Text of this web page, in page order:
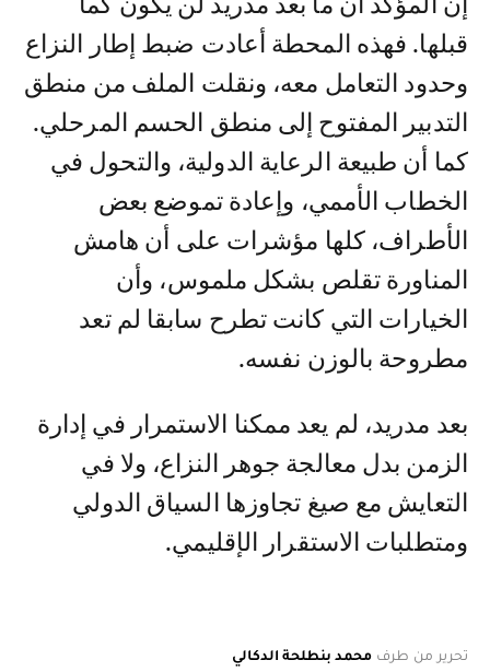
إن المؤكد أن ما بعد مدريد لن يكون كما
قبلها. فهذه المحطة أعادت ضبط إطار النزاع
وحدود التعامل معه، ونقلت الملف من منطق
التدبير المفتوح إلى منطق الحسم المرحلي.
كما أن طبيعة الرعاية الدولية، والتحول في
الخطاب الأممي، وإعادة تموضع بعض
الأطراف، كلها مؤشرات على أن هامش
المناورة تقلص بشكل ملموس، وأن
الخيارات التي كانت تطرح سابقا لم تعد
مطروحة بالوزن نفسه.
بعد مدريد، لم يعد ممكنا الاستمرار في إدارة
الزمن بدل معالجة جوهر النزاع، ولا في
التعايش مع صيغ تجاوزها السياق الدولي
ومتطلبات الاستقرار الإقليمي.
تحرير من طرف محمد بنطلحة الدكالي